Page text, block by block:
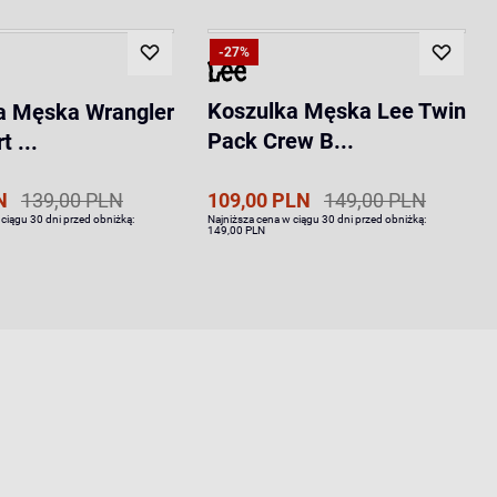
Męska Wrangler
...
139,00 PLN
30 dni przed obniżką:
-27%
Koszulka Męska Lee Twin
Pack Crew B...
109,00 PLN 149,00 PLN
Najniższa cena w ciągu 30 dni przed obniżką:
149,00 PLN